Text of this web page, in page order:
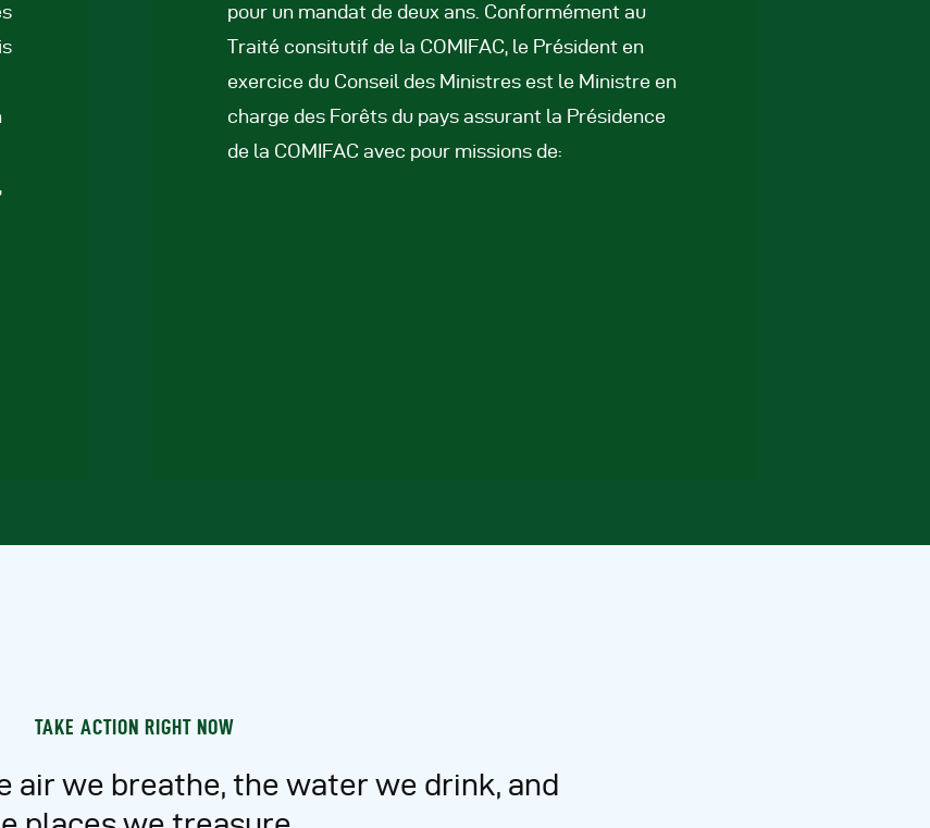
pour un mandat de deux ans. Conformément au
Traité consitutif de la COMIFAC, le Président en
exercice du Conseil des Ministres est le Ministre en
charge des Forêts du pays assurant la Présidence
de la COMIFAC avec pour missions de:
TAKE ACTION RIGHT NOW
air we breathe, the water we drink, and